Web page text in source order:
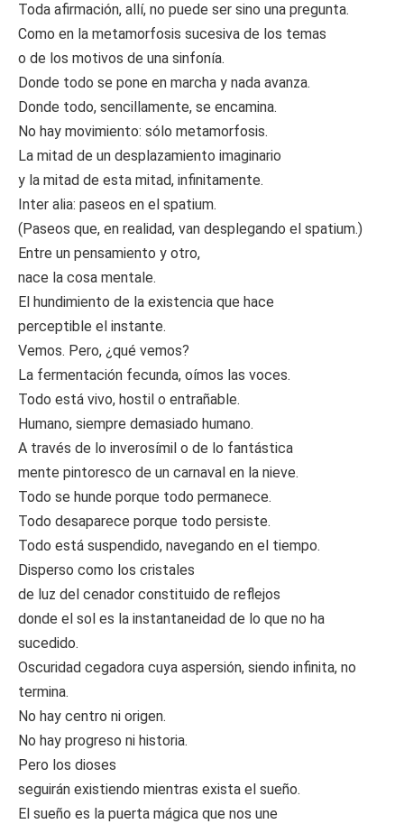
Toda afirmación, allí, no puede ser sino una pregunta.
Como en la metamorfosis sucesiva de los temas
o de los motivos de una sinfonía.
Donde todo se pone en marcha y nada avanza.
Donde todo, sencillamente, se encamina.
No hay movimiento: sólo metamorfosis.
La mitad de un desplazamiento imaginario
y la mitad de esta mitad, infinitamente.
Inter alia: paseos en el spatium.
(Paseos que, en realidad, van desplegando el spatium.)
Entre un pensamiento y otro,
nace la cosa mentale.
El hundimiento de la existencia que hace
perceptible el instante.
Vemos. Pero, ¿qué vemos?
La fermentación fecunda, oímos las voces.
Todo está vivo, hostil o entrañable.
Humano, siempre demasiado humano.
A través de lo inverosímil o de lo fantástica
mente pintoresco de un carnaval en la nieve.
Todo se hunde porque todo permanece.
Todo desaparece porque todo persiste.
Todo está suspendido, navegando en el tiempo.
Disperso como los cristales
de luz del cenador constituido de reflejos
donde el sol es la instantaneidad de lo que no ha
sucedido.
Oscuridad cegadora cuya aspersión, siendo infinita, no
termina.
No hay centro ni origen.
No hay progreso ni historia.
Pero los dioses
seguirán existiendo mientras exista el sueño.
El sueño es la puerta mágica que nos une